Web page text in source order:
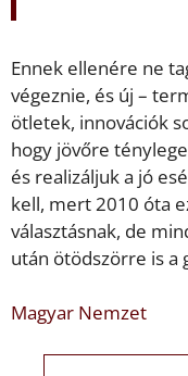
Ennek ellenére ne
végeznie, és új –
ötletek, innovációk
hogy jövőre
és realizáljuk a jó
kell, mert 2010 óta
választásnak, de
után ötödszörre is a
Magyar Nemzet